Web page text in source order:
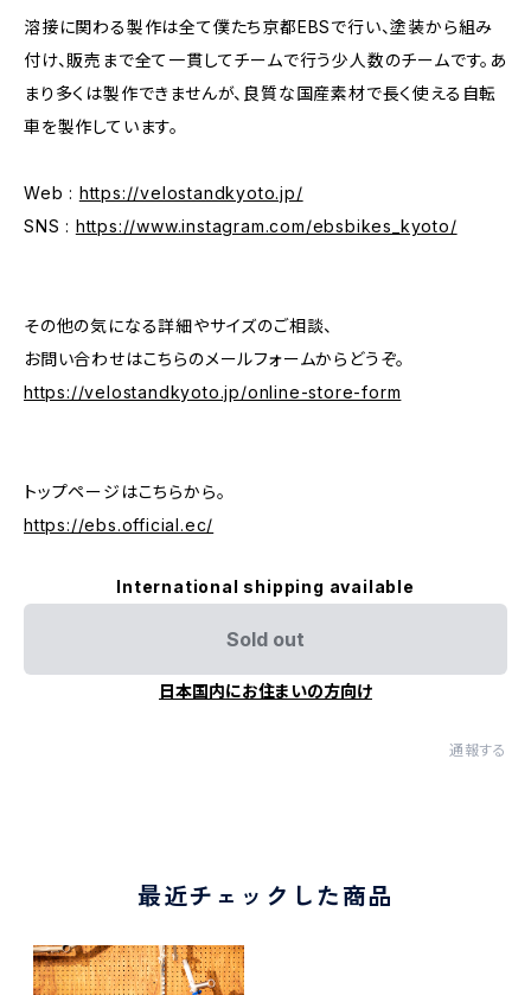
溶接に関わる製作は全て僕たち京都EBSで行い、塗装から組み
付け、販売まで全て一貫してチームで行う少人数のチームです。あ
まり多くは製作できませんが、良質な国産素材で長く使える自転
車を製作しています。
Web : https://velostandkyoto.jp/
SNS : https://www.instagram.com/ebsbikes_kyoto/
その他の気になる詳細やサイズのご相談、
お問い合わせはこちらのメールフォームからどうぞ。
https://velostandkyoto.jp/online-store-form
トップページはこちらから。
https://ebs.official.ec/
International shipping available
Sold out
日本国内にお住まいの方向け
通報する
最近チェックした商品